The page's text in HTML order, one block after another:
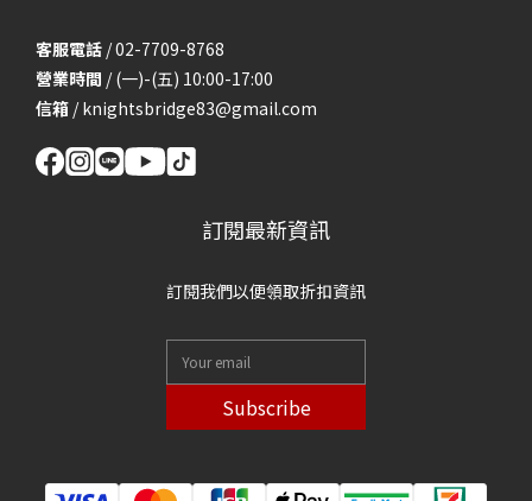
客服電話 / 02-7709-8768
營業時間 / (一)-(五) 10:00-17:00
信箱 /knightsbridge83@gmail.com
訂閱最新資訊
訂閱我們以便領取折扣資訊
Subscribe